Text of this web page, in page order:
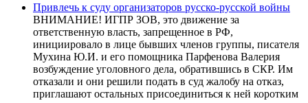
Привлечь к суду организаторов русско-русской войны
ВНИМАНИЕ! ИГПР ЗОВ, это движение за
ответственную власть, запрещенное в РФ,
инициировало в лице бывших членов группы, писателя
Мухина Ю.И. и его помощника Парфенова Валерия
возбуждение уголовного дела, обратившись в СКР. Им
отказали и они решили подать в суд жалобу на отказ,
приглашают остальных присоединиться к ней коротким